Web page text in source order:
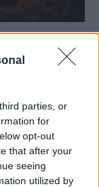
parties, or
for
opt-out
that after your
seeing
utilized by
durante